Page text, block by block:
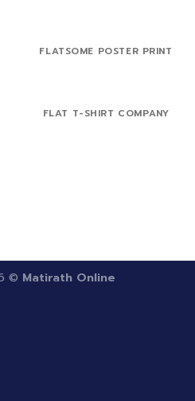
FLATSOME POSTER PRINT
FLAT T-SHIRT COMPANY
© Matirath Online